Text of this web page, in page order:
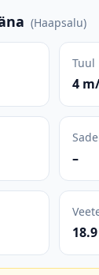
(Haapsalu)
Tuul
4
–